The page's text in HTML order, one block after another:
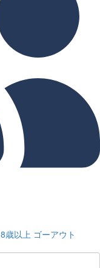
8歳以上 ゴーアウト